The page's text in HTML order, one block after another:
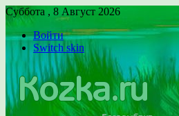
Суббота , 8 Август 2026
Войти
Switch skin